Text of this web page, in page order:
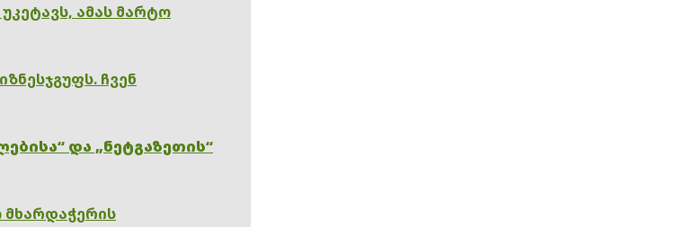
ამას მარტო
ჩვენ
და „ნეტგაზეთის“
მხარდაჭერის